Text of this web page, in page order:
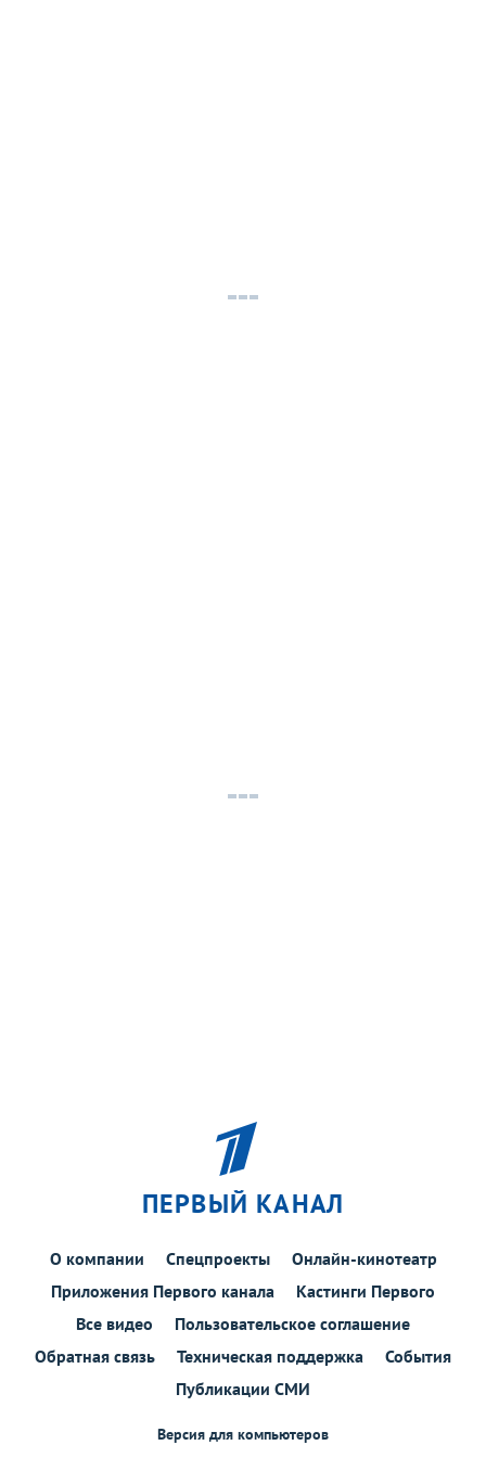
ПЕРВЫЙ КАНАЛ
О компании Спецпроекты
Онлайн-кинотеатр
Приложения Первого канала
Кастинги Первого
Все видео
Пользовательское соглашение
Обратная связь
Техническая поддержка
События
Публикации СМИ
Версия для компьютеров